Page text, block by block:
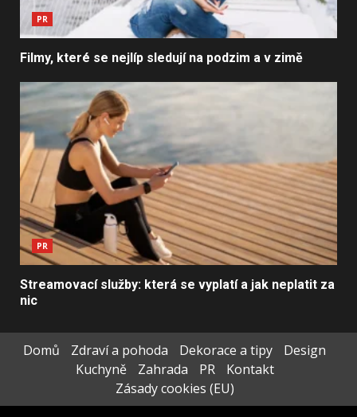
PR
Filmy, které se nejlíp sledují na podzim a v zimě
PR
Streamovací služby: která se vyplatí a jak neplatit za
nic
Domů Zdraví a pohoda Dekorace a tipy
Design
Kuchyně
Zahrada PR
Kontakt
Zásady cookies (EU)